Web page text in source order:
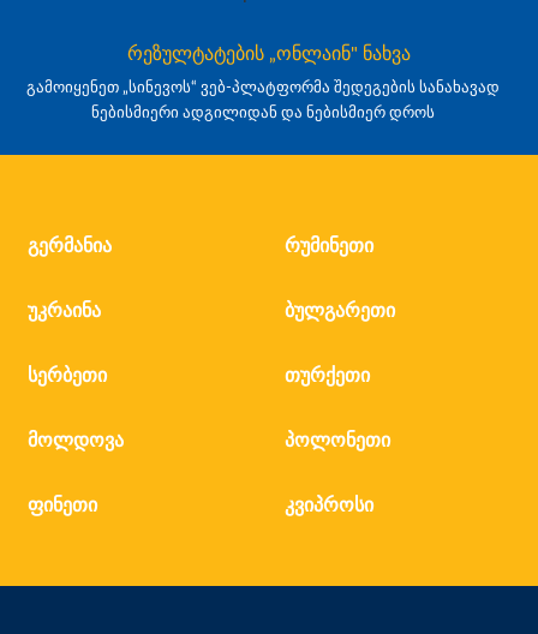
რეზულტატების „ონლაინ" ნახვა
გამოიყენეთ „სინევოს“ ვებ-პლატფორმა შედეგების სანახავად
ნებისმიერი ადგილიდან და ნებისმიერ დროს
გერმანია რუმინეთი
უკრაინა ბულგარეთი
სერბეთი თურქეთი
მოლდოვა პოლონეთი
ფინეთი კვიპროსი